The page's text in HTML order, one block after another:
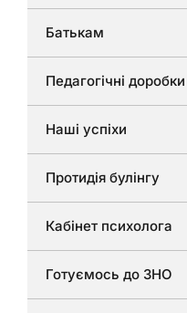
Батькам
Педагогічні доробки
Наші успіхи
Протидія булінгу
Кабінет психолога
Готуємось до ЗНО